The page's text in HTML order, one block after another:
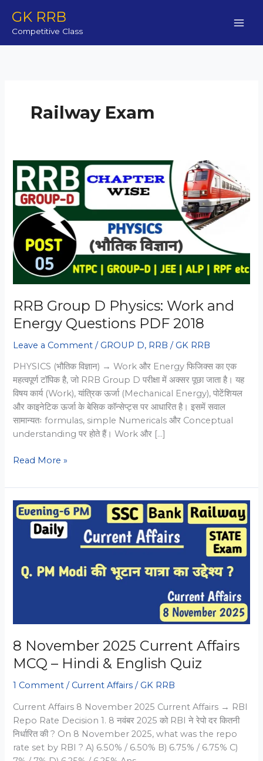
content
GK RRB
Competitive Class
Railway Exam
RRB Group D Physics: Work and
Energy Questions PDF 2018
Leave a Comment / GROUP D, RRB / GK RRB
PHYSICS (भौतिक विज्ञान) → Work और Energy फिजिक्स का एक
महत्वपूर्ण टॉपिक है, जो RRB Group D परीक्षा में अक्सर पूछा जाता है। यह
विषय कार्य (Work), यांत्रिक ऊर्जा (Mechanical Energy), पोटेंशियल
और काइनेटिक ऊर्जा के बेसिक कॉन्सेप्ट्स पर आधारित है। इसमें सवाल
सामान्यतः formulas, simple Numericals और Conceptual
understanding पर होते हैं। Work और […]
RRB
D
Physics:
Work
Energy
PDF
2018
Read More »
8 November 2025 Current Affairs
MCQ – Hindi & English Quiz
1 Comment / Current Affairs / GK RRB
Current Affairs 8 November 2025 Current Affairs → RBI
Repo Rate Decision 1. 8 नवंबर 2025 को RBI ने रेपो दर कितनी
निर्धारित की ? On 8 November 2025, what was the repo
rate set by RBI ? A) 6.50% / 6.50% B) 6.75% / 6.75% C)